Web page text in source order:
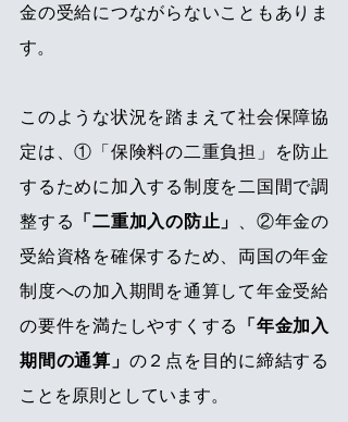
金の受給につながらないこともありま
す。
このような状況を踏まえて社会保障協
定は、①「保険料の二重負担」を防止
するために加入する制度を二国間で調
整する
「二重加入の防止」
、②年金の
受給資格を確保するため、両国の年金
制度への加入期間を通算して年金受給
の要件を満たしやすくする
「年金加入
期間の通算」 の２点を目的に締結する
ことを原則としています。